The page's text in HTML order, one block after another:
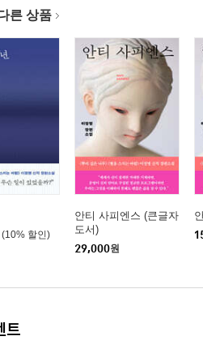
른 상품
(10% 할인)
안티 사피엔스 (큰글자
도서)
29,000원
트